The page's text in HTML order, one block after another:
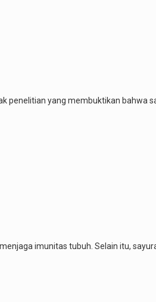
penelitian yang membuktikan bahwa
imunitas tubuh. Selain itu,